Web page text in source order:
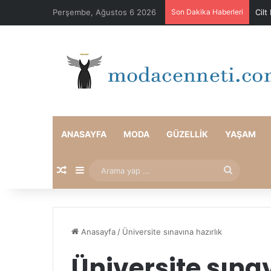
Perşembe, Ağustos 6 2026 Son Dakika Haberleri Cilt
ANASAYFA MODA GÜZELLIK YAŞAM
Rastgele Makale
Kenar Bölmesi
yap
Anasayfa / Üniversite sınavına hazırlık